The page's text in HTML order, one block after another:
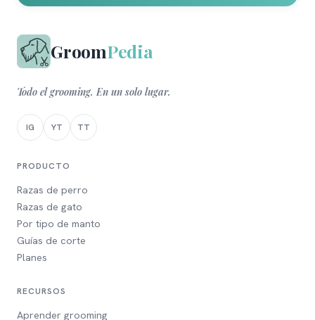
GroomPedia
Todo el grooming. En un solo lugar.
IG YT TT
PRODUCTO
Razas de perro
Razas de gato
Por tipo de manto
Guías de corte
Planes
RECURSOS
Aprender grooming